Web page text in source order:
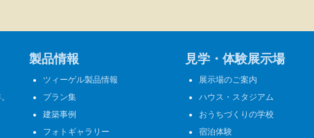
製品情報
ツィーゲル製品情報
プラン集
建築事例
フォトギャラリー
見学・体験展示場
展示場のご案内
ハウス・スタジアム
おうちづくりの学校
宿泊体験